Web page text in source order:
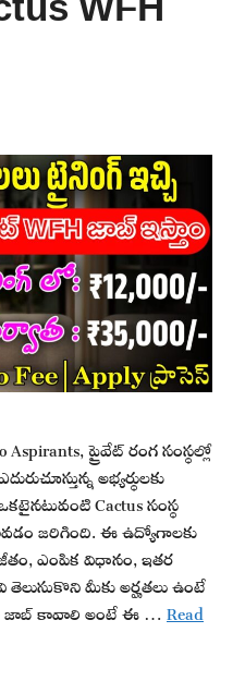
Aspirants, ప్రైవేట్ రంగ సంస్థల్లో
అభ్యర్థులకు
Cactus సంస్థ
జరిగింది. ఈ ఉద్యోగాలకు
ఎంపిక విధానం, ఇతర
మీకు అర్హతలు ఉంటే
జాబ్ కావాలి అంటే ఈ …Read